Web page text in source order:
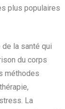
plus populaires
la santé qui
du corps
méthodes
La